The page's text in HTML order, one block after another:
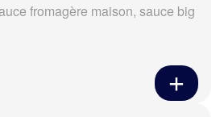
fromagère maison, sauce big